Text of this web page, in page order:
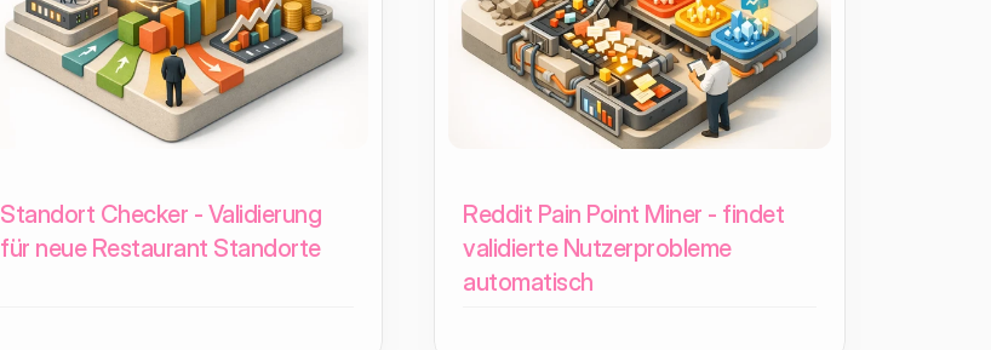
Standort Checker - Validierung
für neue Restaurant Standorte
Reddit Pain Point Miner - findet
validierte Nutzerprobleme
automatisch